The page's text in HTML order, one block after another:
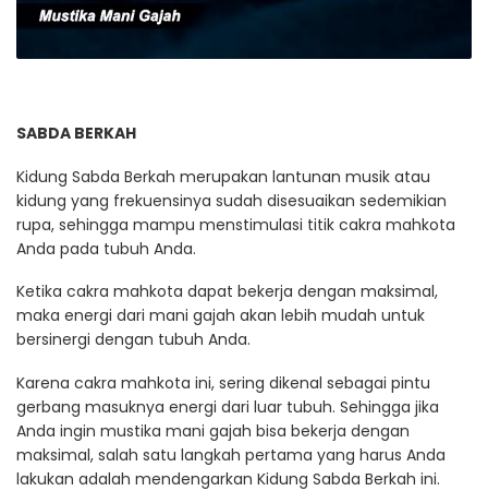
SABDA BERKAH
Kidung Sabda Berkah merupakan lantunan musik atau
kidung yang frekuensinya sudah disesuaikan sedemikian
rupa, sehingga mampu menstimulasi titik cakra mahkota
Anda pada tubuh Anda.
Ketika cakra mahkota dapat bekerja dengan maksimal,
maka energi dari mani gajah akan lebih mudah untuk
bersinergi dengan tubuh Anda.
Karena cakra mahkota ini, sering dikenal sebagai pintu
gerbang masuknya energi dari luar tubuh. Sehingga jika
Anda ingin mustika mani gajah bisa bekerja dengan
maksimal, salah satu langkah pertama yang harus Anda
lakukan adalah mendengarkan Kidung Sabda Berkah ini.